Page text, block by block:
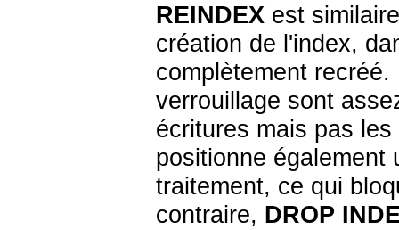
REINDEX est
création de l'index,
complètement
verrouillage sont
écritures mais pas
positionne également
traitement, ce qui
contraire, DROP